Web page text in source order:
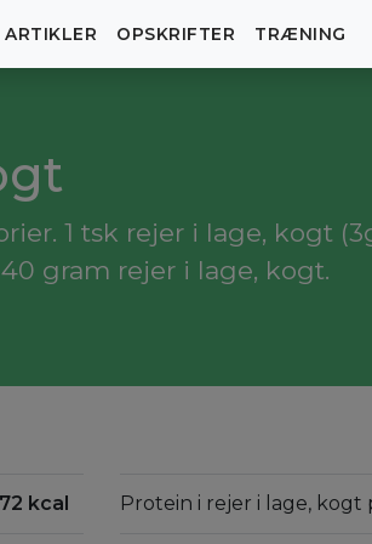
ARTIKLER OPSKRIFTER TRÆNING
1 tsk rejer i lage, kogt
gram rejer i lage, kogt.
72 kcal Protein i rejer i lage, kogt